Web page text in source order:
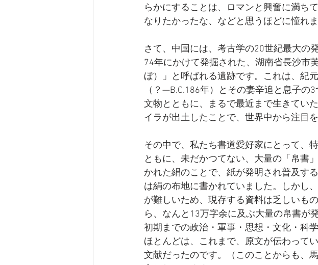
らかにすることは、ロマンと興奮に満ち
なりたかったな、などと思うほどに憧れま
さて、中国には、考古学の20世紀最大の
74年にかけて発掘された、湖南省長沙市
ぼ）」と呼ばれる遺跡です。これは、紀
（？—B.C.186年）とその妻辛追と息子
文物とともに、まるで最近まで生きてい
イラが出土したことで、世界中から注目を
その中で、私たち書道愛好家にとって、
ともに、未だかつてない、大量の「帛書
かれた絹のことで、紙が発明され普及す
は絹の布地に書かれていました。しかし
が難しいため、現存する資料は乏しいも
ら、なんと13万字余に及ぶ大量の帛書が
初期までの政治・軍事・思想・文化・科
ほとんどは、これまで、原文が伝わって
文献だったのです。（このことからも、